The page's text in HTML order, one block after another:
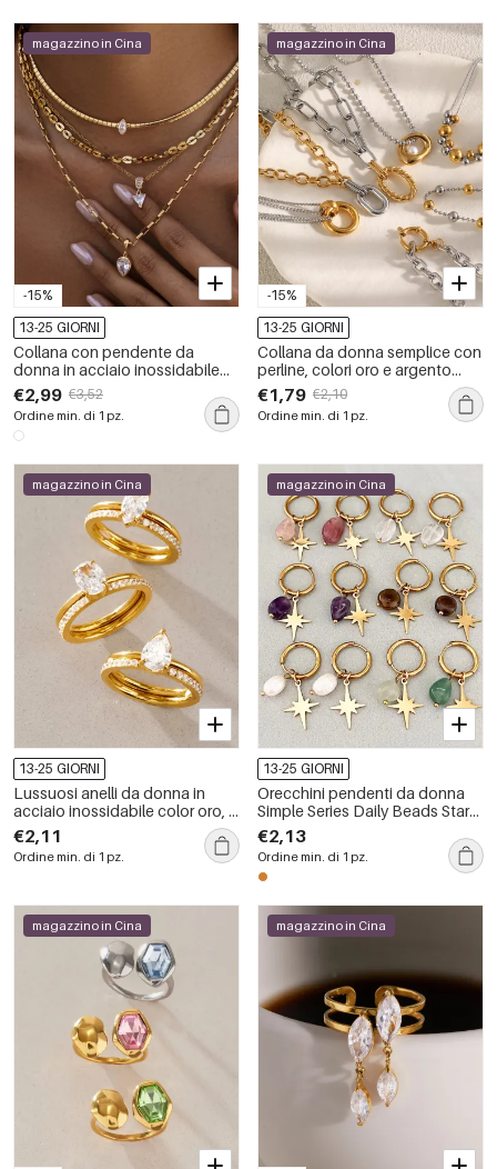
-15%
magazzino in Cina
13-25 GIORNI
Collana con pendente da
donna in acciaio inossidabile
color oro, impermeabile, con
zirconi e forma geometrica
semplice.
€2,99 €3,52
Ordine min. di 1 pz.
-15%
magazzino in Cina
13-25 GIORNI
Collana da donna semplice con
perline, colori oro e argento
misti, in acciaio inossidabile,
impermeabile.
€1,79 €2,10
Ordine min. di 1 pz.
magazzino in Cina
13-25 GIORNI
Lussuosi anelli da donna in
acciaio inossidabile color oro, a
forma ellittica, impermeabili, con
strass e zirconi.
€2,11
Ordine min. di 1 pz.
magazzino in Cina
13-25 GIORNI
Orecchini pendenti da donna
Simple Series Daily Beads Star
in acciaio inossidabile color oro
impermeabile con pietra
naturale
€2,13
Ordine min. di 1 pz.
magazzino in Cina magazzino in Cina